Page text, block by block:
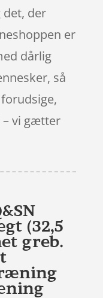
der
er
dårlig
så
– vi gætter
(32,5
greb.